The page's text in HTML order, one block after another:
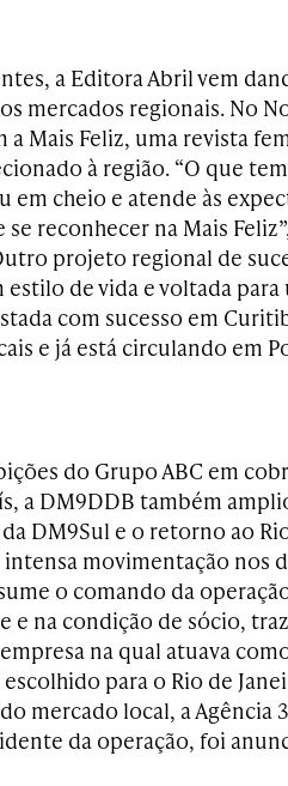
a Editora Abril vem
mercados regionais. No
Mais Feliz, uma revista
à região. “O que
cheio e atende às
reconhecer na Mais
projeto regional de
de vida e voltada para
com sucesso em
e já está circulando em
do Grupo ABC em
a DM9DDB também
DM9Sul e o retorno ao
intensa movimentação nos
o comando da
e na condição de sócio,
na qual atuava
para o Rio de
mercado local, a Agência
da operação, foi